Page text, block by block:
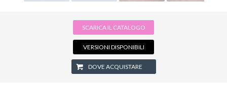
SCARICA IL CATALOGO
VERSIONI DISPONIBILI
DOVE ACQUISTARE